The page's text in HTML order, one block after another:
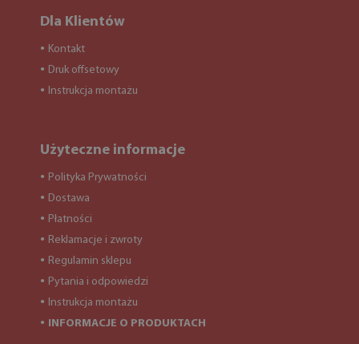
Dla Klientów
● Kontakt
● Druk offsetowy
● Instrukcja montażu
Użyteczne informacje
● Polityka Prywatności
● Dostawa
● Płatności
● Reklamacje i zwroty
● Regulamin sklepu
● Pytania i odpowiedzi
● Instrukcja montażu
● INFORMACJE O PRODUKTACH